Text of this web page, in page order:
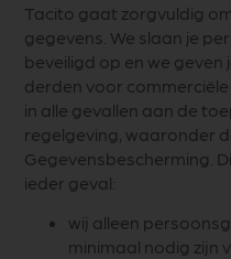
Tacito gaat zorgvuldig
gegevens. We slaan je
beveiligd op en we
derden voor
in alle gevallen aan de
regelgeving, waaronder
Gegevensbescherming.
ieder geval:
wij alleen
minimaal nodig zijn